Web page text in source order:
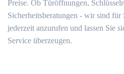
Preise. Ob Türöffnungen,
Sicherheitsberatungen - wir sind
jederzeit anzurufen und lassen Sie
Service überzeugen.